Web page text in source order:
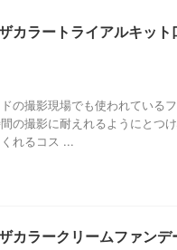
カラートライアルキッ
の撮影現場でも使われている
の撮影に耐えれるようにとつ
れるコス ...
カラークリームファン